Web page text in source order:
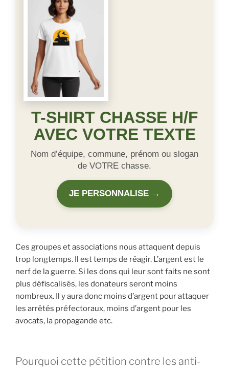
T-SHIRT CHASSE H/F
AVEC VOTRE TEXTE
Nom d’équipe, commune, prénom ou slogan
de VOTRE chasse.
JE PERSONNALISE →
Ces groupes et associations nous attaquent depuis
trop longtemps. Il est temps de réagir. L’argent est le
nerf de la guerre. Si les dons qui leur sont faits ne sont
plus défiscalisés, les donateurs seront moins
nombreux. Il y aura donc moins d’argent pour attaquer
les arrêtés préfectoraux, moins d’argent pour les
avocats, la propagande etc.
Pourquoi cette pétition contre les anti-